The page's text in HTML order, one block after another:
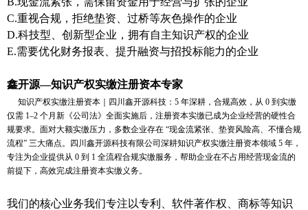
C.重视合规，拒绝垫资、过桥等灰色操作的企业
D.科技型、创新型企业，拥有自主知识产权的企业
E.需要优化财务报表、提升融资与招投标能力的企业
鑫开源—知识产权实缴注册资本专家
知识产权实缴注册资本｜四川鑫开源科技： 5 年深耕，合规高效，从 0 到实缴
仅需 1–2 个月新《公司法》全面实施后，注册资本实缴已成为企业经营的硬性合
规要求。面对大额实缴压力，多数企业存在 “现金流紧张、垫资风险高、不懂合规
流程” 三大痛点。四川鑫开源科技有限公司深耕知识产权实缴注册资本领域 5 年，
专注为企业提供从 0 到 1 全流程合规实缴服务，帮助企业在不占用经营现金流的
前提下，高效完成注册资本实缴义务。
我们的核心业务我们专注以专利、软件著作权、商标等知识